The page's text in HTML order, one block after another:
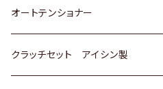
スバル
三菱
スバル
三菱
スバル
いすゞ
ダイハツ
GOLF
ＷＡＧＥＮ
ＷＡＧＥＮ
ＶＯＬＶＯ
ホンダ
スズキ
スズキ
ダイハツ
オートテンショナー
トヨタ
クラッチセット アイシン製